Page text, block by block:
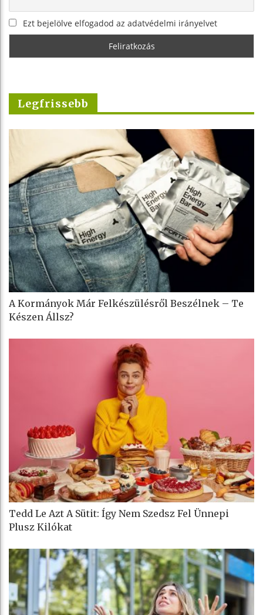
Ezt bejelölve elfogadod az adatvédelmi irányelvet
Legfrissebb
A Kormányok Már Felkészülésről Beszélnek – Te
Készen Állsz?
Tedd Le Azt A Sütit: Így Nem Szedsz Fel Ünnepi
Plusz Kilókat